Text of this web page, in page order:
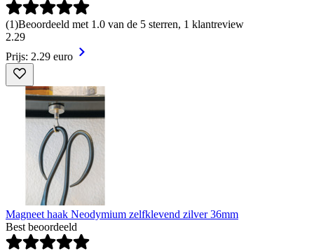
(1)Beoordeeld met 1.0 van de 5 sterren, 1 klantreview
2.29
Prijs: 2.29 euro
Magneet haak Neodymium zelfklevend zilver 36mm
Best beoordeeld